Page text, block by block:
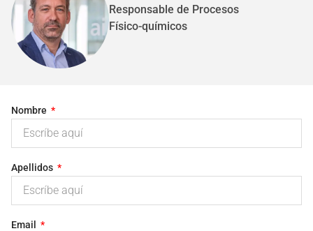
Responsable de Procesos
Físico-químicos
Nombre
Apellidos
Email